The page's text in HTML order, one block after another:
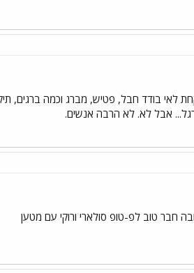
לאי בודד חבל, פטיש, מברג וכמה ברגים,
אבל לא. לא הרבה אנשים.
חבר טוב לפ-טופ סולארי ורוקי עם מטען